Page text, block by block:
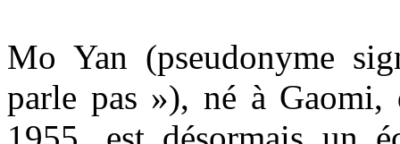
Mo Yan (pseudonyme
parle pas »), né à Gaomi,